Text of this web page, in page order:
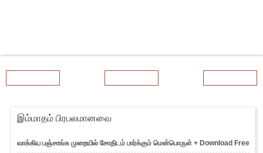
இம்மாதம் பிரபலமானவை
வாக்கிய பஞ்சாங்க முறையில் சோதிடம் பார்க்கும் மென்பொருள் + Download Free